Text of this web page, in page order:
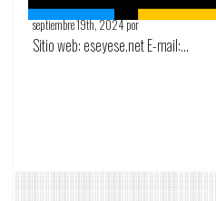
septiembre 19th, 2024 porCirculo Publicitario
Sitio web: eseyese.net E-mail:...